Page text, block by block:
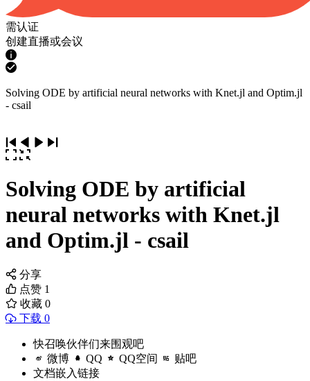
需认证
创建直播或会议
Solving ODE by artificial neural networks with Knet.jl and Optim.jl
- csail
Solving ODE by artificial
neural networks with Knet.jl
and Optim.jl - csail
分享
点赞 1
收藏 0
下载 0
快召唤伙伴们来围观吧
微博 QQ QQ空间 贴吧
文档嵌入链接